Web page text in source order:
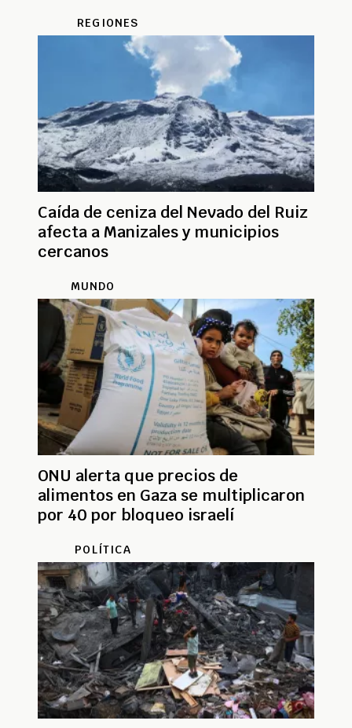
REGIONES
Caída de ceniza del Nevado del Ruiz
afecta a Manizales y municipios
cercanos
MUNDO
ONU alerta que precios de
alimentos en Gaza se multiplicaron
por 40 por bloqueo israelí
POLÍTICA